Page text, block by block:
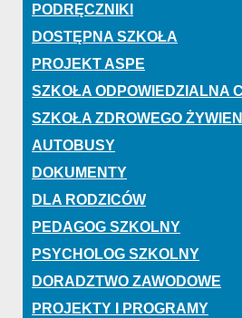
PODRĘCZNIKI
DOSTĘPNA SZKOŁA
PROJEKT ASPE
SZKOŁA ODPOWIEDZIALNA
SZKOŁA ZDROWEGO
AUTOBUSY
DOKUMENTY
DLA RODZICÓW
PEDAGOG SZKOLNY
PSYCHOLOG SZKOLNY
DORADZTWO ZAWODOWE
PROJEKTY I PROGRAMY